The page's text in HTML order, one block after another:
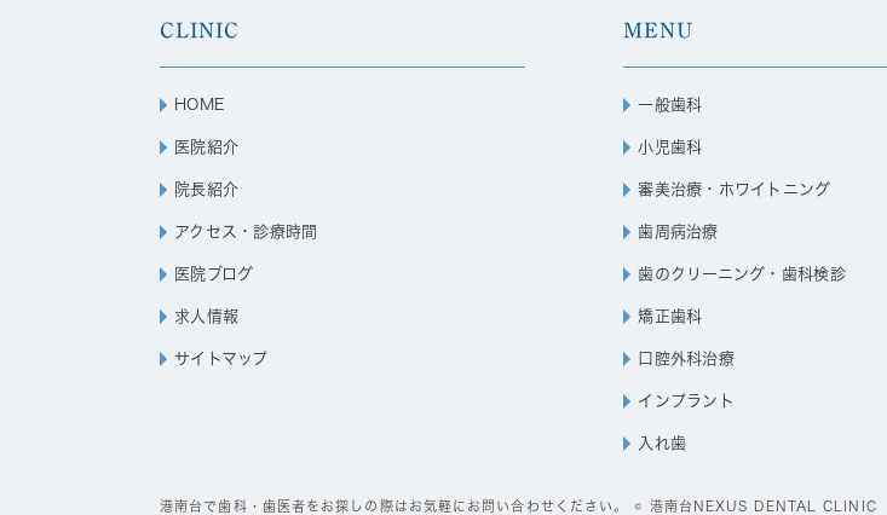
CLINIC
HOME
医院紹介
院長紹介
アクセス・診療時間
医院ブログ
求人情報
サイトマップ
MENU
一般歯科
小児歯科
審美治療・ホワイトニング
歯周病治療
歯のクリーニング・歯科検診
矯正歯科
口腔外科治療
インプラント
入れ歯
港南台で歯科・歯医者をお探しの際はお気軽にお問い合わせください。 © 港南台NEXUS DENTAL CLINIC